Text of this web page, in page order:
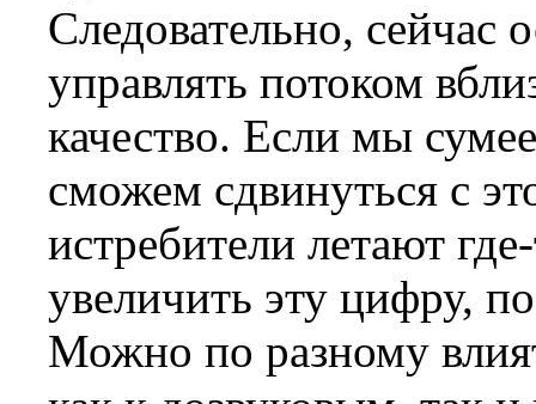
Следовательно, сейчас
управлять потоком
качество. Если мы
сможем сдвинуться с
истребители летают
увеличить эту цифру,
Можно по разному